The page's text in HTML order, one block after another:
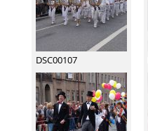
DSC00107